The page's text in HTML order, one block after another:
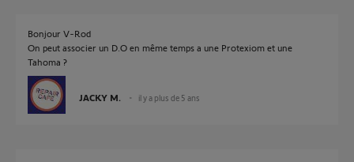
Bonjour V-Rod
On peut associer un D.O en même temps a une Protexiom et une
Tahoma ?
JACKY M. il y a plus de 5 ans